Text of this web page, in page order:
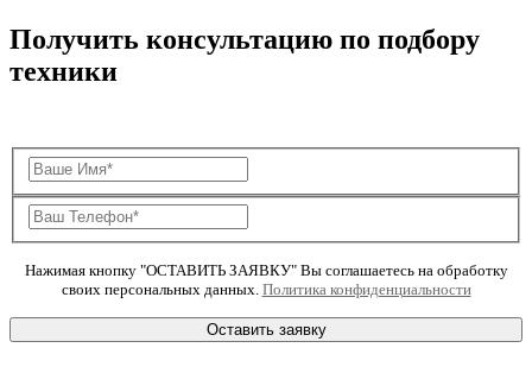
Получить консультацию по подбору
техники
Нажимая кнопку "ОСТАВИТЬ ЗАЯВКУ" Вы соглашаетесь на обработку
своих персональных данных. Политика конфиденциальности
Оставить заявку